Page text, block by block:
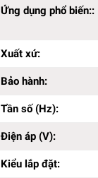
Tần số (Hz):50Hz
Bảng điều khiển:
Màu sắc:Đen
Chất liệu sản phẩm:
Kết nối Wifi:có
Hệ điều hành, giao
Tổng công suất loa:
Công nghệ xử lý hình
Ứng dụng phổ biến::
Xuất xứ:
Bảo hành:
Tần số (Hz):
Điện áp (V):
Kiểu lắp đặt: